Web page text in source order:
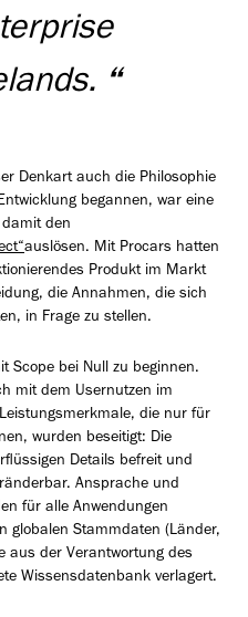
“
Denkart auch die Philosophie
begannen, war eine
den
auslösen. Mit Procars hatten
Produkt im Markt
die Annahmen, die sich
in Frage zu stellen.
Scope bei Null zu beginnen.
mit dem Usernutzen im
die nur für
wurden beseitigt: Die
Details befreit und
Ansprache und
für alle Anwendungen
globalen Stammdaten (Länder,
aus der Verantwortung des
Wissensdatenbank verlagert.